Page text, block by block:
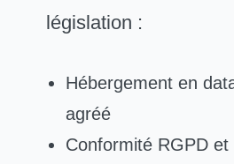
législation :
Hébergement en
agréé
Conformité RGPD et